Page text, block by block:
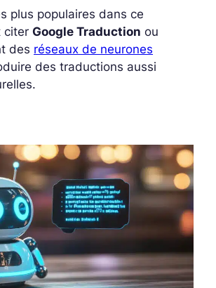
plus populaires dans ce
citer Google Traduction ou
des réseaux de neurones
des traductions aussi